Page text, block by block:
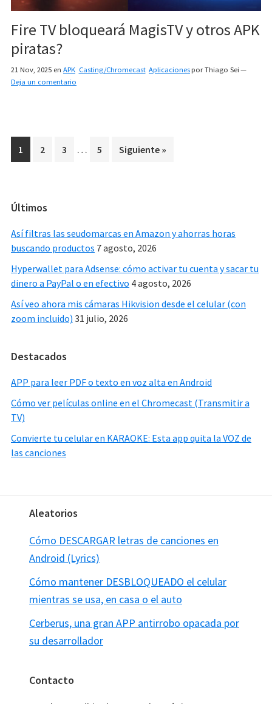
Fire TV bloqueará MagisTV y otros APK
piratas?
21 Nov, 2025 en APK Casting/Chromecast AplicacionesporThiago Sei
Deja un comentario
Page
1 Page
2 Page
3
Interim
… Page
5 Siguiente »
Primary
Sidebar
Últimos
Así filtras las seudomarcas en Amazon y ahorras horas
buscando productos 7 agosto, 2026
Hyperwallet para Adsense: cómo activar tu cuenta y sacar tu
dinero a PayPal o en efectivo 4 agosto, 2026
Así veo ahora mis cámaras Hikvision desde el celular (con
zoom incluido) 31 julio, 2026
Destacados
APP para leer PDF o texto en voz alta en Android
Cómo ver películas online en el Chromecast (Transmitir a
TV)
Convierte tu celular en KARAOKE: Esta app quita la VOZ de
las canciones
Footer
Aleatorios
Cómo DESCARGAR letras de canciones en
Android (Lyrics)
Cómo mantener DESBLOQUEADO el celular
mientras se usa, en casa o el auto
Cerberus, una gran APP antirrobo opacada por
su desarrollador
Contacto